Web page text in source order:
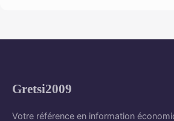
Gretsi2009
Votre référence en information